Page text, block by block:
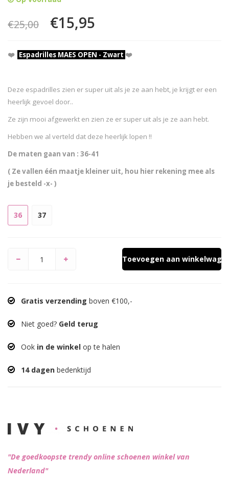
€25,00 €15,95
❤️ Espadrilles MAES OPEN - Zwart ❤️
Deze espadrilles zien er super uit als je ze aan hebt, je krijgt er een
heerlijk gevoel door..
Ze zijn mooi afgewerkt en zien ze er super uit als je ze aan hebt.
Hebben we al verteld dat deze heerlijk lopen !!
De maten gaan van : 36-41
( Ze vallen één maatje kleiner uit, hou hier rekening mee als
je besteld -x- )
36 37
Toevoegen aan
Gratis verzending boven €100,-
Niet goed? Geld terug
Ook in de winkel op te halen
14 dagen bedenktijd
"De goedkoopste trendy online schoenen winkel van
Nederland"